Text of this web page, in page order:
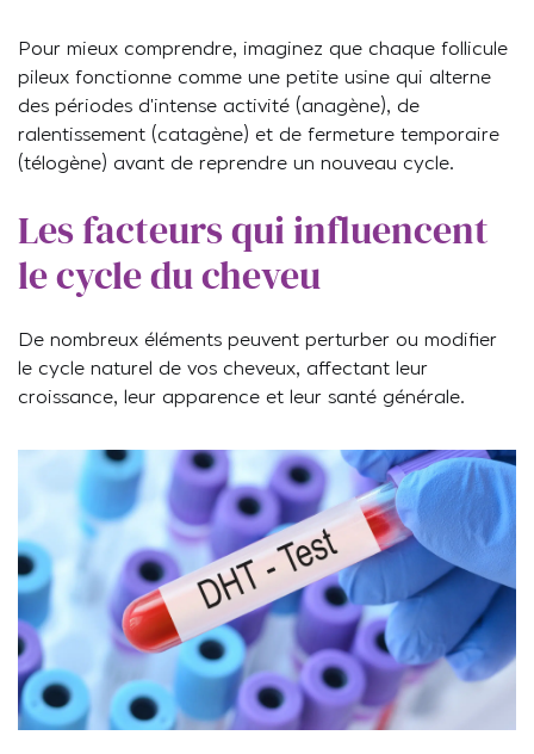
Pour mieux comprendre, imaginez que chaque follicule
pileux fonctionne comme une petite usine qui alterne
des périodes d’intense activité (anagène), de
ralentissement (catagène) et de fermeture temporaire
(télogène) avant de reprendre un nouveau cycle.
Les facteurs qui influencent
le cycle du cheveu
De nombreux éléments peuvent perturber ou modifier
le cycle naturel de vos cheveux, affectant leur
croissance, leur apparence et leur santé générale.